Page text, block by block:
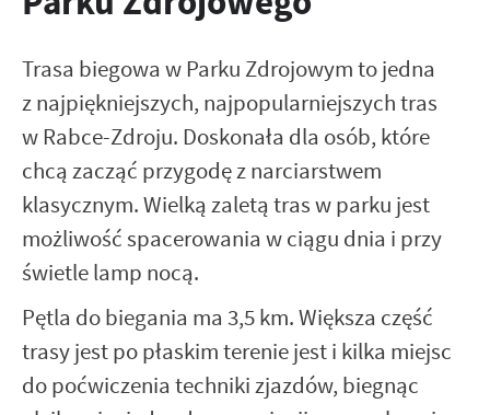
Trasa biegowa w Parku Zdrojowym to jedna
z najpiękniejszych, najpopularniejszych tras
w Rabce-Zdroju. Doskonała dla osób, które
chcą zacząć przygodę z narciarstwem
klasycznym. Wielką zaletą tras w parku jest
możliwość spacerowania w ciągu dnia i przy
świetle lamp nocą.
Pętla do biegania ma 3,5 km. Większa część
trasy jest po płaskim terenie jest i kilka miejsc
do poćwiczenia techniki zjazdów, biegnąc